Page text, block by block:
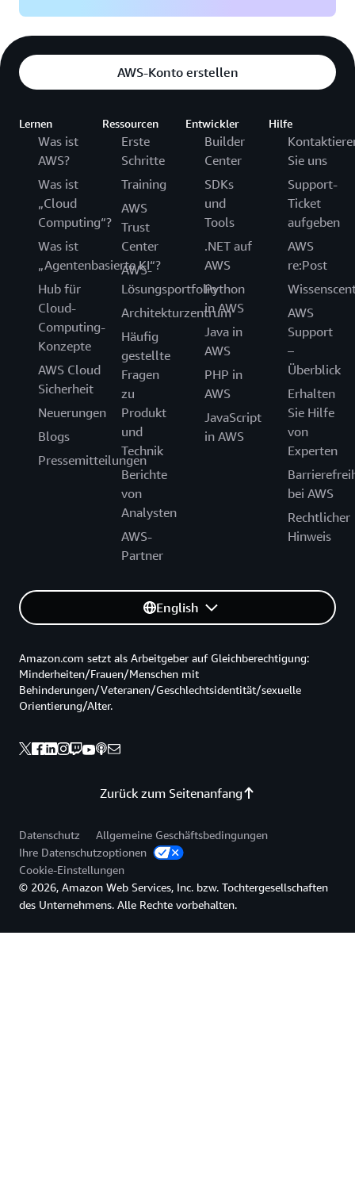
AWS-Konto erstellen
Lernen
Was ist
AWS?
Was ist
„Cloud
Computing“?
Was ist
„Agentenbasierte KI“?
Hub für
Cloud-
Computing-
Konzepte
AWS Cloud
Sicherheit
Neuerungen
Blogs
Pressemitteilungen
Ressourcen
Erste
Schritte
Training
AWS
Trust
Center
AWS-
Lösungsportfolio
Architekturzentrum
Häufig
gestellte
Fragen
zu
Produkt
und
Technik
Berichte
von
Analysten
AWS-
Partner
Entwickler
Builder
Center
SDKs
und
Tools
.NET auf
AWS
Python
in AWS
Java in
AWS
PHP in
AWS
JavaScript
in AWS
Hilfe
Sie uns
Support-
Ticket
aufgeben
AWS
re:Post
AWS
Support
–
Überblick
Erhalten
Sie Hilfe
von
Experten
bei AWS
Rechtlicher
Hinweis
English
Zurück zum Seitenanfang
Amazon.com setzt als Arbeitgeber auf Gleichberechtigung:
Minderheiten/Frauen/Menschen mit
Behinderungen/Veteranen/Geschlechtsidentität/sexuelle
Orientierung/Alter.
Datenschutz
Allgemeine Geschäftsbedingungen
Ihre Datenschutzoptionen
Cookie-Einstellungen
© 2026, Amazon Web Services, Inc. bzw. Tochtergesellschaften
des Unternehmens. Alle Rechte vorbehalten.